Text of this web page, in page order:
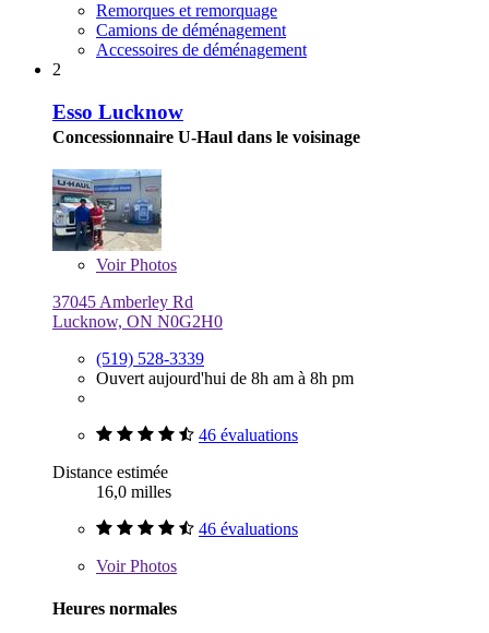
Remorques et remorquage
Camions de déménagement
Accessoires de déménagement
2
Esso Lucknow
Concessionnaire U-Haul dans le voisinage
VoirPhotos
37045 Amberley Rd
Lucknow, ON N0G2H0
(519) 528-3339
Ouvert aujourd'hui de 8h am à 8h pm
46 évaluations
Distance estimée
16,0 milles
46 évaluations
VoirPhotos
Heures normales